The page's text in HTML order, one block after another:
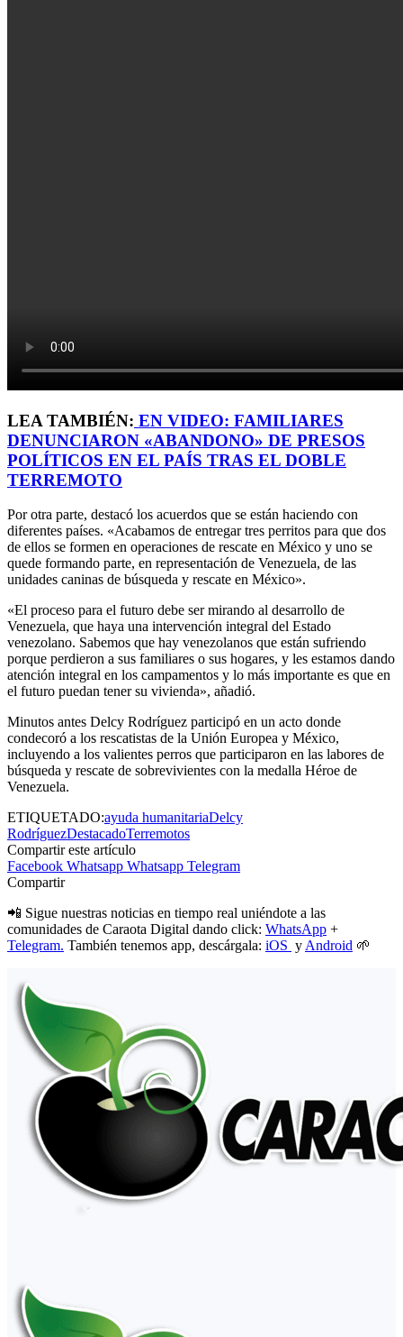
LEA TAMBIÉN: EN VIDEO: FAMILIARES
DENUNCIARON «ABANDONO» DE PRESOS
POLÍTICOS EN EL PAÍS TRAS EL DOBLE
TERREMOTO
Por otra parte, destacó los acuerdos que se están haciendo con
diferentes países. «Acabamos de entregar tres perritos para que dos
de ellos se formen en operaciones de rescate en México y uno se
quede formando parte, en representación de Venezuela, de las
unidades caninas de búsqueda y rescate en México».
«El proceso para el futuro debe ser mirando al desarrollo de
Venezuela, que haya una intervención integral del Estado
venezolano. Sabemos que hay venezolanos que están sufriendo
porque perdieron a sus familiares o sus hogares, y les estamos dando
atención integral en los campamentos y lo más importante es que en
el futuro puedan tener su vivienda», añadió.
Minutos antes Delcy Rodríguez participó en un acto donde
condecoró a los rescatistas de la Unión Europea y México,
incluyendo a los valientes perros que participaron en las labores de
búsqueda y rescate de sobrevivientes con la medalla Héroe de
Venezuela.
ETIQUETADO:ayuda humanitariaDelcy
RodríguezDestacadoTerremotos
Compartir este artículo
Facebook Whatsapp Whatsapp Telegram
Compartir
📲 Sigue nuestras noticias en tiempo real uniéndote a las
comunidades de Caraota Digital dando click: WhatsApp +
Telegram. También tenemos app, descárgala: iOS y Android 🌱